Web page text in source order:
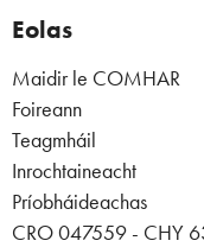
Eolas
Maidir le COMHAR
Foireann
Teagmháil
Inrochtaineacht
Príobháideachas
CRO 047559 - CHY